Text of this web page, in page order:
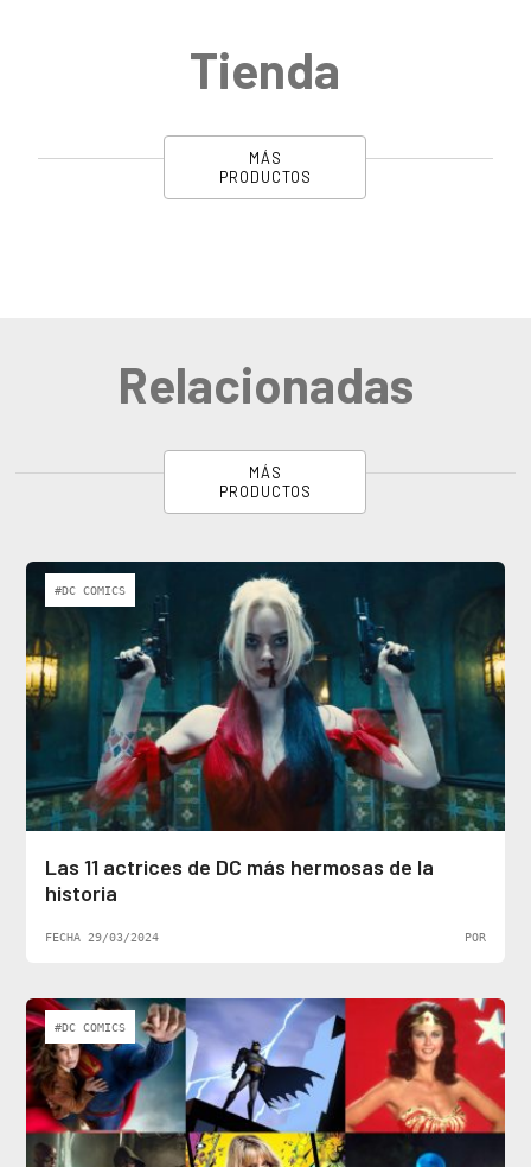
Tienda
MÁS
PRODUCTOS
Relacionadas
MÁS
PRODUCTOS
#DC COMICS
Las 11 actrices de DC más hermosas de la
historia
FECHA 29/03/2024 POR
#DC COMICS